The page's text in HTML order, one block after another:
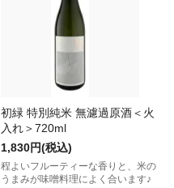
初緑 特別純米 無濾過原酒＜火
入れ＞720ml
1,830円(税込)
程よいフルーティーな香りと、米の
うまみが味噌料理によく合います♪